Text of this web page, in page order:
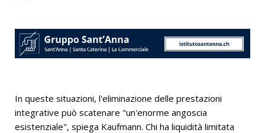
In queste situazioni, l'eliminazione delle prestazioni
integrative può scatenare "un'enorme angoscia
esistenziale", spiega Kaufmann. Chi ha liquidità limitata